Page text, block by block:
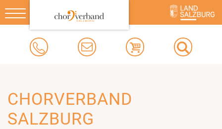
Toggle
navigation
CHORVERBAND
SALZBURG